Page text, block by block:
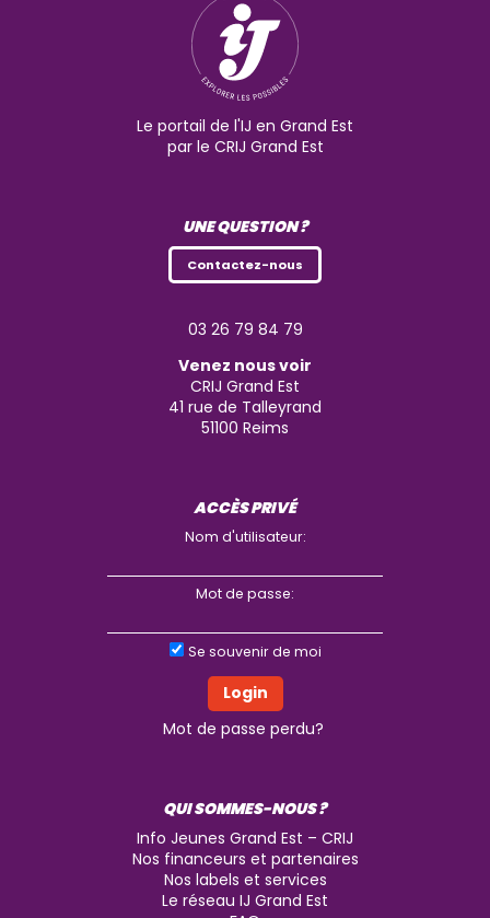
Le portail de l'IJ en Grand Est
par le CRIJ Grand Est
UNE QUESTION ?
Contactez-nous
03 26 79 84 79
Venez nous voir
CRIJ Grand Est
41 rue de Talleyrand
51100 Reims
ACCÈS PRIVÉ
Nom d'utilisateur:
Mot de passe:
Se souvenir de moi
Mot de passe perdu?
QUI SOMMES-NOUS ?
Info Jeunes Grand Est – CRIJ
Nos financeurs et partenaires
Nos labels et services
Le réseau IJ Grand Est